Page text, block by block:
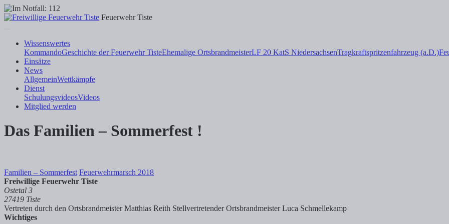
Feuerwehr Tiste
Wissenswertes
KommandoGeschichte der Feuerwehr TisteEhemalige OrtsbrandmeisterLF 20 KatS NiedersachsenTragkraftspritzenfahrzeug (a.D.)
Einsätze
News
AllgemeinWettkämpfe
Dienst
SchulungsvideosVideos
Mitglied werden
Das Familien – Sommerfest !
Familien – Sommerfest Feuerwehrmarsch 2018
Freiwillige Feuerwehr Tiste
Ostetal 3
27419 Tiste
Vertreten durch den Ortsbrandmeister Matthias Reith Stellvertretender Ortsbrandmeister Luca Schmellekamp
Wichtiges